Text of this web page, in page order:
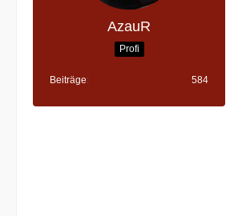
AzauR
Profi
Beiträge 584